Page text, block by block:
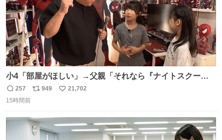
小4「部屋がほしい」→父親「それなら『ナイトスクー
プ』に言え！無理やろけどな…」
oricon.co.jp/news/2472553/f… ⠀ 「父の部屋を奪いたい」
に、父が2部屋使い、姉妹は1部屋。文句を言うと「ナイト
スクープに改造してもらえ！無理やろけどな」と
返
信
257
リ
ト
数
949
い
数
21,702
15時間前